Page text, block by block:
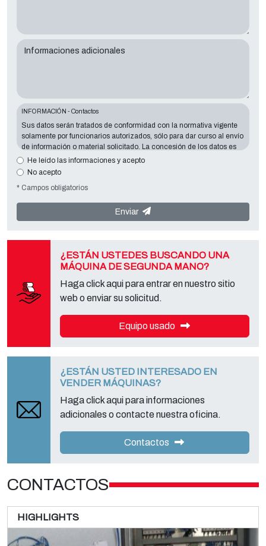
Informaciones adicionales
INFORMACIÓN - Contactos
Sus datos serán tratados de conformidad con la normativa vigente
solamente por funcionarios autorizados, sólo para dar curso al envío
de información o material solicitado. La concesión de los datos es
esencial en relación con la finalidad expuesta; los datos que faltan
harán imposible contactar con usted y satisfacer sus peticiones. El
Via A. Dominutti, 6 37135 (VR) Italy
con el "Servicio de Privacy " en la parte Controller de datos para
ejercer todos los derechos previstos y para obtener la información
He leído las informaciones y acepto
No acepto
* Campos obligatorios
Enviar
¿ESTÁN USTEDES BUSCANDO UNA
MÁQUINA DE SEGUNDA MANO?
Haga click aqui para entrar en nuestro sitio
web o enviar su solicitud.
Equipo usado
¿ESTÁN USTED INTERESADO EN
VENDER MÁQUINAS?
Haga click aqui para informaciones
adicionales o contacte nuestra oficina.
Contactos
CONTACTOS
HIGHLIGHTS